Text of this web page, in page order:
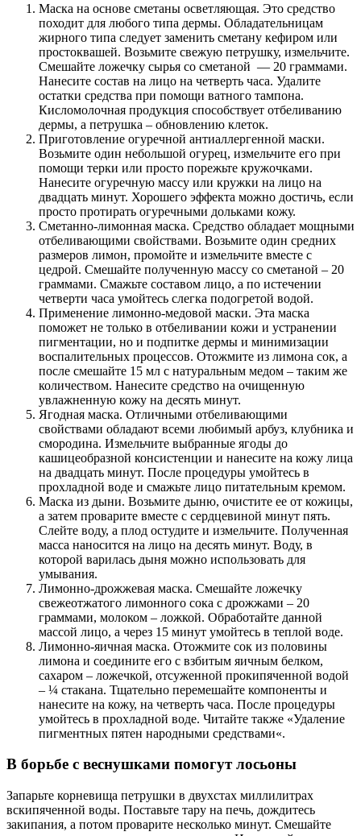
Маска на основе сметаны осветляющая. Это средство
походит для любого типа дермы. Обладательницам
жирного типа следует заменить сметану кефиром или
простоквашей. Возьмите свежую петрушку, измельчите.
Смешайте ложечку сырья со сметаной — 20 граммами.
Нанесите состав на лицо на четверть часа. Удалите
остатки средства при помощи ватного тампона.
Кисломолочная продукция способствует отбеливанию
дермы, а петрушка – обновлению клеток.
Приготовление огуречной антиаллергенной маски.
Возьмите один небольшой огурец, измельчите его при
помощи терки или просто порежьте кружочками.
Нанесите огуречную массу или кружки на лицо на
двадцать минут. Хорошего эффекта можно достичь, если
просто протирать огуречными дольками кожу.
Сметанно-лимонная маска. Средство обладает мощными
отбеливающими свойствами. Возьмите один средних
размеров лимон, промойте и измельчите вместе с
цедрой. Смешайте полученную массу со сметаной – 20
граммами. Смажьте составом лицо, а по истечении
четверти часа умойтесь слегка подогретой водой.
Применение лимонно-медовой маски. Эта маска
поможет не только в отбеливании кожи и устранении
пигментации, но и подпитке дермы и минимизации
воспалительных процессов. Отожмите из лимона сок, а
после смешайте 15 мл с натуральным медом – таким же
количеством. Нанесите средство на очищенную
увлажненную кожу на десять минут.
Ягодная маска. Отличными отбеливающими
свойствами обладают всеми любимый арбуз, клубника и
смородина. Измельчите выбранные ягоды до
кашицеобразной консистенции и нанесите на кожу лица
на двадцать минут. После процедуры умойтесь в
прохладной воде и смажьте лицо питательным кремом.
Маска из дыни. Возьмите дыню, очистите ее от кожицы,
а затем проварите вместе с сердцевиной минут пять.
Слейте воду, а плод остудите и измельчите. Полученная
масса наносится на лицо на десять минут. Воду, в
которой варилась дыня можно использовать для
умывания.
Лимонно-дрожжевая маска. Смешайте ложечку
свежеотжатого лимонного сока с дрожжами – 20
граммами, молоком – ложкой. Обработайте данной
массой лицо, а через 15 минут умойтесь в теплой воде.
Лимонно-яичная маска. Отожмите сок из половины
лимона и соедините его с взбитым яичным белком,
сахаром – ложечкой, отсуженной прокипяченной водой
– ¼ стакана. Тщательно перемешайте компоненты и
нанесите на кожу, на четверть часа. После процедуры
умойтесь в прохладной воде. Читайте также «Удаление
пигментных пятен народными средствами«.
В борьбе с веснушками помогут лосьоны
Запарьте корневища петрушки в двухстах миллилитрах
вскипяченной воды. Поставьте тару на печь, дождитесь
закипания, а потом проварите несколько минут. Смешайте